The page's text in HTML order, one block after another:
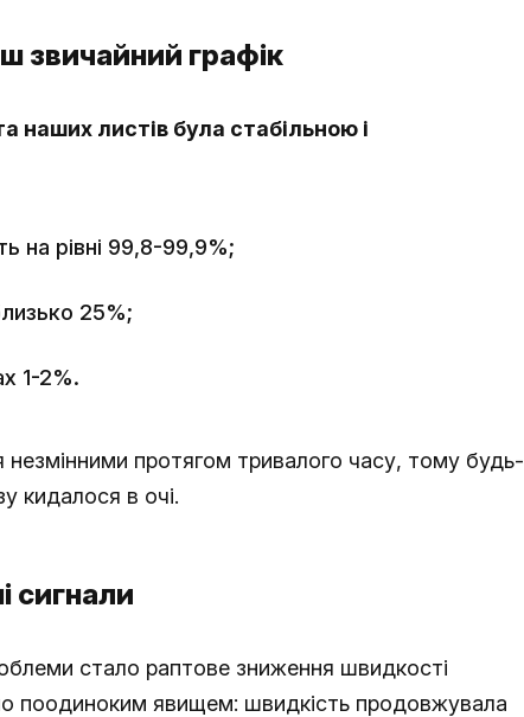
звичайний графік
наших листів була стабільною і
на рівні 99,8-99,9%;
25%;
1-2%.
незмінними протягом тривалого часу, тому будь-
кидалося в очі.
сигнали
стало раптове зниження швидкості
поодиноким явищем: швидкість продовжувала